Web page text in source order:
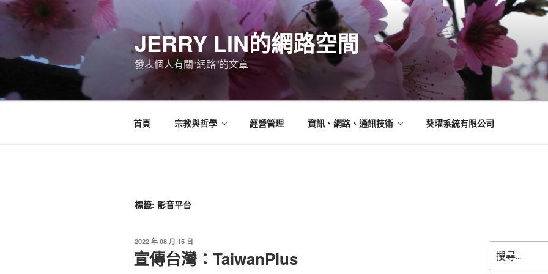
跳
JERRY LIN的網路空間
發表個人有關“網路”的文章
首頁 宗教與哲學 經營管理 資訊、網路、通訊技術 葵曜系統有限公司
標籤: 影音平台
發
佈
於
2022 年 08 月 15 日
宣傳台灣：TaiwanPlus
尋